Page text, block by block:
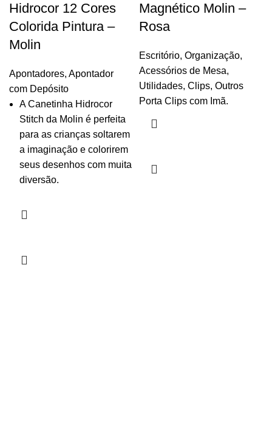
Hidrocor 12 Cores
Colorida Pintura –
Molin
Apontadores, Apontador
com Depósito
A Canetinha Hidrocor
Stitch da Molin é perfeita
para as crianças soltarem
a imaginação e colorirem
seus desenhos com muita
diversão.
Magnético Molin –
Rosa
Escritório, Organização,
Acessórios de Mesa,
Utilidades, Clips, Outros
Porta Clips com Imã.